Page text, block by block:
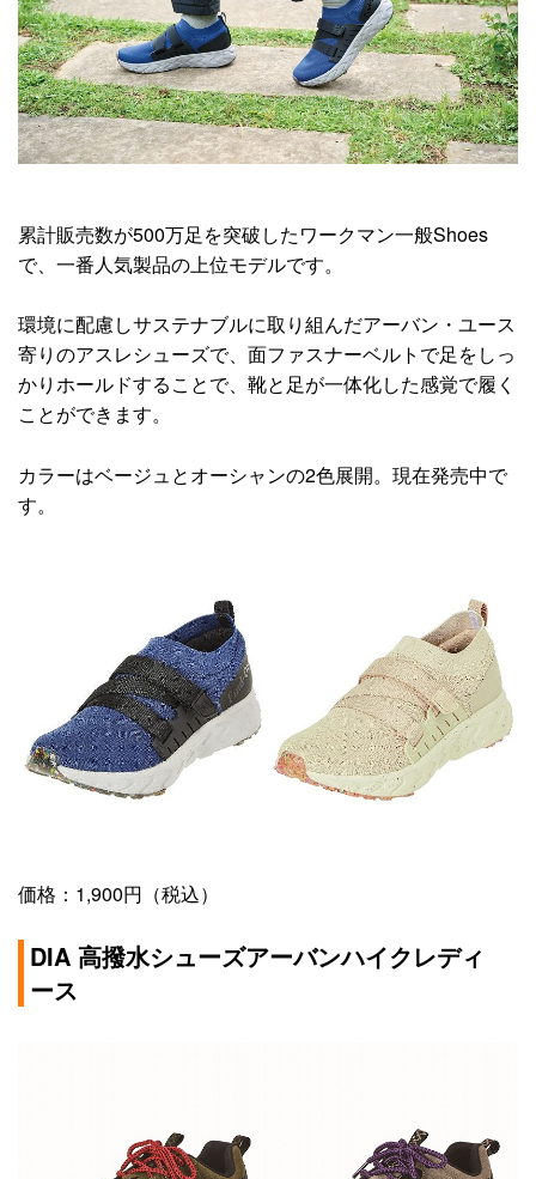
累計販売数が500万足を突破したワークマン一般Shoes
で、一番人気製品の上位モデルです。
環境に配慮しサステナブルに取り組んだアーバン・ユース
寄りのアスレシューズで、面ファスナーベルトで足をしっ
かりホールドすることで、靴と足が一体化した感覚で履く
ことができます。
カラーはベージュとオーシャンの2色展開。現在発売中で
す。
価格：1,900円（税込）
DIA 高撥水シューズアーバンハイクレディ
ース